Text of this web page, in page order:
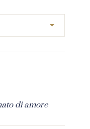
di amore